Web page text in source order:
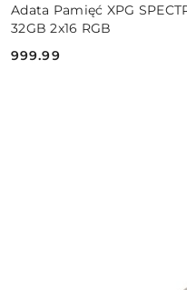
Adata Pamięć XPG
32GB 2x16 RGB
Cena:
999.99